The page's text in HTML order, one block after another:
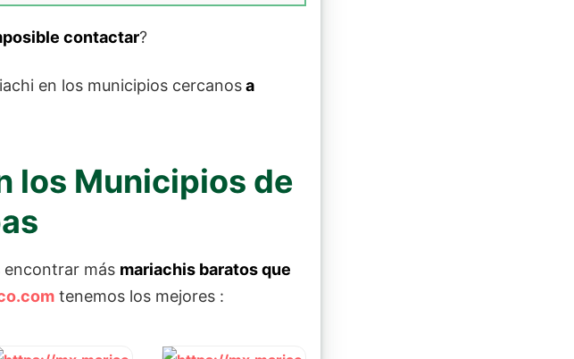
contactar?
en los municipios cercanosa
los Municipios de
encontrar más mariachis baratos que
tenemos los mejores :